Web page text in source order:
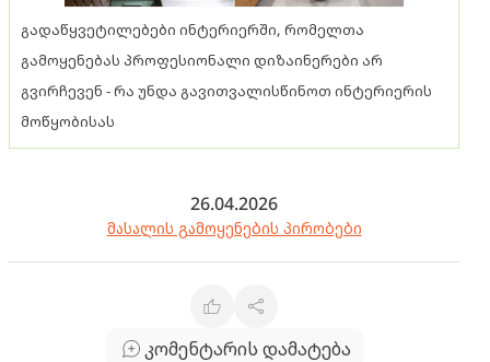
გადაწყვეტილებები ინტერიერში, რომელთა
გამოყენებას პროფესიონალი დიზაინერები არ
გვირჩევენ - რა უნდა გავითვალისწინოთ ინტერიერის
მოწყობისას
26.04.2026
მასალის გამოყენების პირობები
კომენტარის დამატება